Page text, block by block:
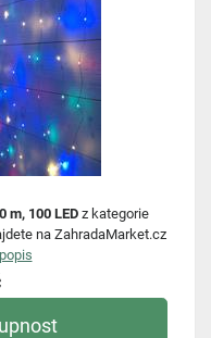
m, 100 LEDz kategorie
na ZahradaMarket.cz